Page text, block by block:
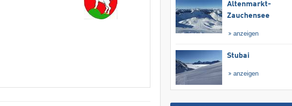
Altenmarkt-
Zauchensee
anzeigen
Stubai
anzeigen